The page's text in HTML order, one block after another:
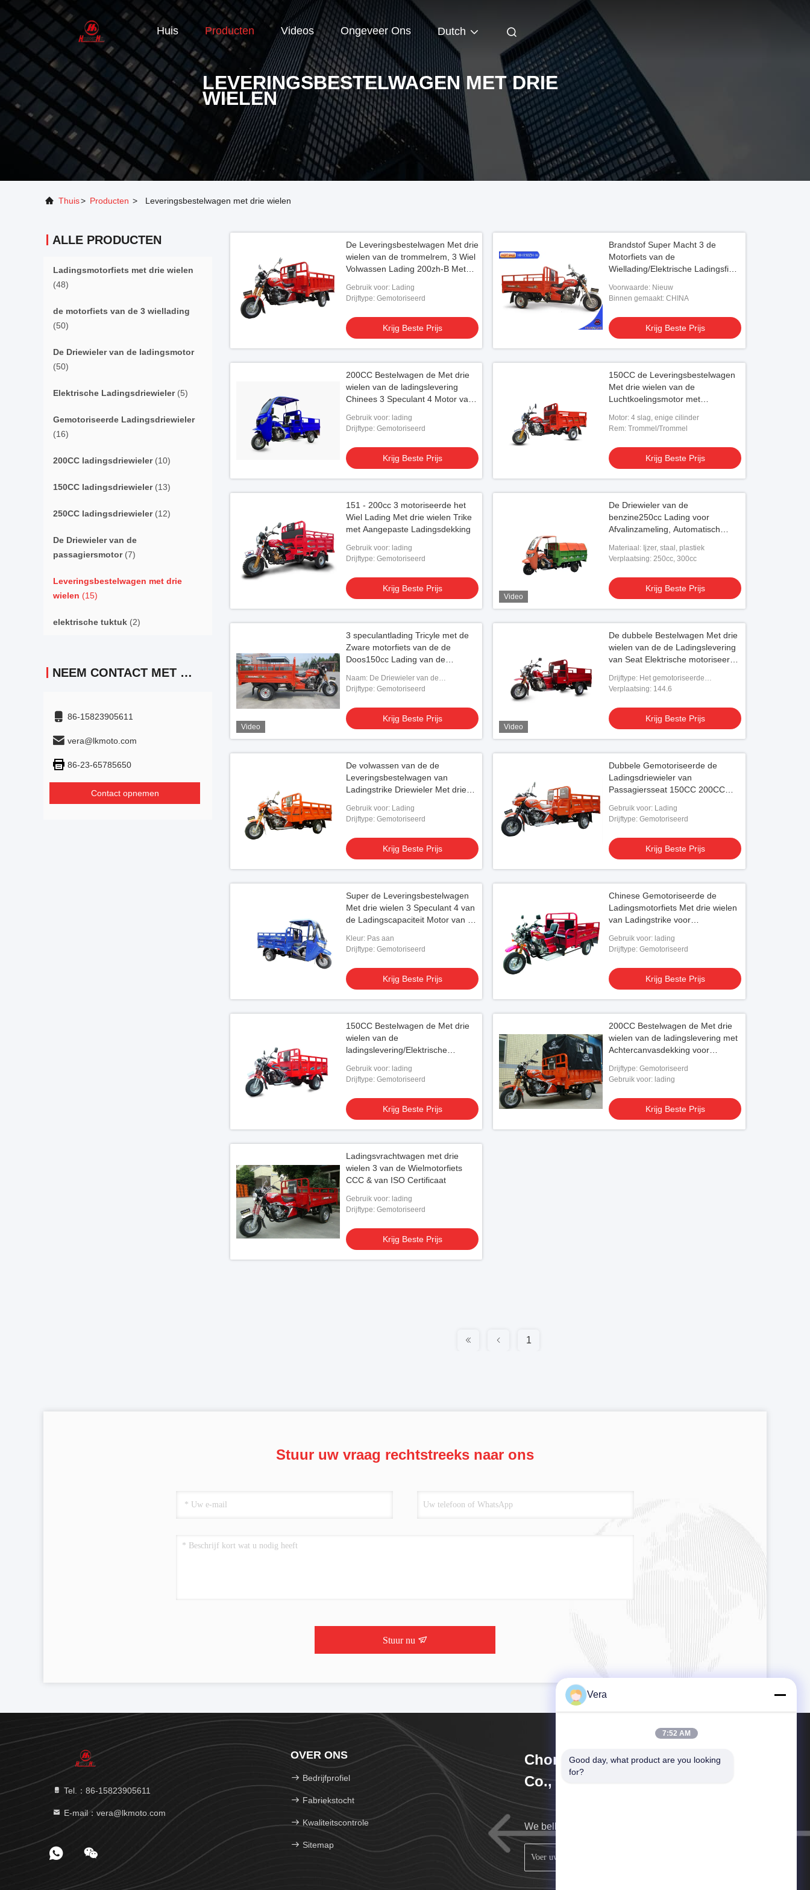
Huis Producten Videos Ongeveer Ons Dutch
LEVERINGSBESTELWAGEN MET DRIE
WIELEN
Thuis> Producten > Leveringsbestelwagen met drie wielen
ALLE PRODUCTEN
Ladingsmotorfiets met drie wielen
(48)
de motorfiets van de 3 wiellading
(50)
De Driewieler van de ladingsmotor
(50)
Elektrische Ladingsdriewieler(5)
Gemotoriseerde Ladingsdriewieler
(16)
200CC ladingsdriewieler(10)
150CC ladingsdriewieler(13)
250CC ladingsdriewieler(12)
De Driewieler van de
passagiersmotor(7)
Leveringsbestelwagen met drie
wielen (15)
elektrische tuktuk (2)
NEEM CONTACT MET ONS OP
86-15823905611
vera@lkmoto.com
86-23-65785650
Contact opnemen
De Leveringsbestelwagen Met drie
wielen van de trommelrem, 3 Wiel
Volwassen Lading 200zh-B Met
Gebruik voor: Lading
Drijftype: Gemotoriseerd
Krijg Beste Prijs
Brandstof Super Macht 3 de
Motorfiets van de
Wiellading/Elektrische Ladingsfiets
Voorwaarde: Nieuw
Binnen gemaakt: CHINA
Krijg Beste Prijs
200CC Bestelwagen de Met drie
wielen van de ladingslevering
Chinees 3 Speculant 4 Motor van
Gebruik voor: lading
Drijftype: Gemotoriseerd
Krijg Beste Prijs
150CC de Leveringsbestelwagen
Met drie wielen van de
Luchtkoelingsmotor met
Motor: 4 slag, enige cilinder
Rem: Trommel/Trommel
Krijg Beste Prijs
151 - 200cc 3 motoriseerde het
Wiel Lading Met drie wielen Trike
met Aangepaste Ladingsdekking
Gebruik voor: lading
Drijftype: Gemotoriseerd
Krijg Beste Prijs
Video
De Driewieler van de
benzine250cc Lading voor
Afvalinzameling, Automatisch
Materiaal: Ijzer, staal, plastiek
Verplaatsing: 250cc, 300cc
Krijg Beste Prijs
Video
3 speculantlading Tricyle met de
Zware motorfiets van de de
Doos150cc Lading van de
Naam: De Driewieler van de
ladingsmotor
Drijftype: Gemotoriseerd
Krijg Beste Prijs
Video
De dubbele Bestelwagen Met drie
wielen van de de Ladingslevering
van Seat Elektrische motoriseerde
Drijftype: Het gemotoriseerde
Transmissie Drijven
Verplaatsing: 144.6
Krijg Beste Prijs
De volwassen van de de
Leveringsbestelwagen van
Ladingstrike Driewieler Met drie
Ladingslader
Gebruik voor: Lading
Drijftype: Gemotoriseerd
Krijg Beste Prijs
Dubbele Gemotoriseerde de
Ladingsdriewieler van
Passagiersseat 150CC 200CC
Gebruik voor: Lading
Drijftype: Gemotoriseerd
Krijg Beste Prijs
Super de Leveringsbestelwagen
Met drie wielen 3 Speculant 4 van
de Ladingscapaciteit Motor van de
Kleur: Pas aan
Drijftype: Gemotoriseerd
Krijg Beste Prijs
Chinese Gemotoriseerde de
Ladingsmotorfiets Met drie wielen
van Ladingstrike voor
Gebruik voor: lading
Drijftype: Gemotoriseerd
Krijg Beste Prijs
150CC Bestelwagen de Met drie
wielen van de
ladingslevering/Elektrische
wielen
Gebruik voor: lading
Drijftype: Gemotoriseerd
Krijg Beste Prijs
200CC Bestelwagen de Met drie
wielen van de ladingslevering met
Achtercanvasdekking voor
Drijftype: Gemotoriseerd
Gebruik voor: lading
Krijg Beste Prijs
Ladingsvrachtwagen met drie
wielen 3 van de Wielmotorfiets
CCC & van ISO Certificaat
Gebruik voor: lading
Drijftype: Gemotoriseerd
Krijg Beste Prijs
1
Stuur uw vraag rechtstreeks naar ons
Stuur nu
Tel.：86-15823905611
E-mail：vera@lkmoto.com
OVER ONS
Bedrijfprofiel
Fabriekstocht
Kwaliteitscontrole
Sitemap
Chongqing Longkang Motorcycle
Co., Ltd.
We bellen u zo snel mogelijk terug.
Vera
7:52 AM
Good day, what product are you looking
for?